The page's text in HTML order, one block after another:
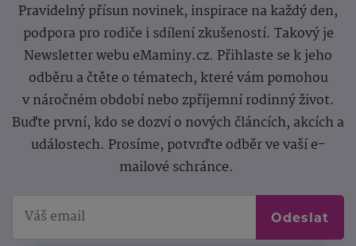
Pravidelný přísun novinek, inspirace na každý den,
podpora pro rodiče i sdílení zkušeností. Takový je
Newsletter webu eMaminy.cz. Přihlaste se k jeho
odběru a čtěte o tématech, které vám pomohou
v náročném období nebo zpříjemní rodinný život.
Buďte první, kdo se dozví o nových článcích, akcích a
událostech. Prosíme, potvrďte odběr ve vaší e-
mailové schránce.
Odeslat